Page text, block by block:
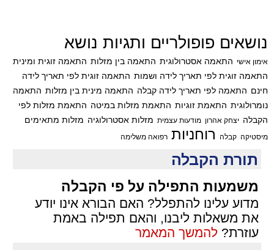
נושאים פופולריים ותגיות נושא
אימון אישי התאמה אסטרולוגית התאמה בין מזלות התאמה זוגית ומינית
התאמה זוגית לפי תאריך לידה ושמות התאמה זוגית לפי תאריך לידה
חינם התאמה לפי תאריך לידה קבלה התאמה מינית בין מזלות התאמה
נומרולוגית התאמת זוגיות התאמת מזלות במיטה התאמת מזלות לפי
הקבלה יצחק אהרון מודעות עצמית מזלות אסטרולוגיה מזלות מתאימים
מיסטיקה קבלה רוחניות רפואה משלימה
תורת הקבלה
משמעות התפילה על פי הקבלה
מדוע עלינו להתפלל? האם הבורא אינו יודע
את משאלות ליבנו, והאם תפילה באמת
עוזרת? להמשך המאמר